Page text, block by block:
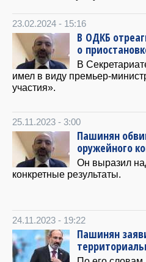
23.02.2024 - 15:16
В ОДКБ
о
В
имел в виду премьер-
участия».
25.11.2023 - 3:00
Пашинян
оружейного
Он выразил
конкретные результаты.
24.11.2023 - 19:22
Пашинян